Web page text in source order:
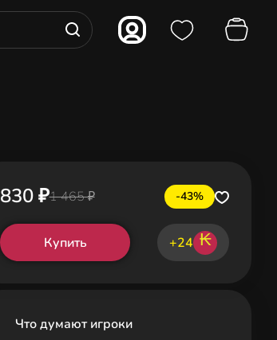
830 ₽1 465 ₽ -43%
Купить +24 ₭
Что думают игроки